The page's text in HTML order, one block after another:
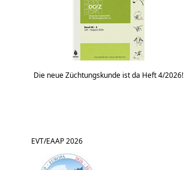
Die neue Züchtungskunde ist da Heft 4/2026!
EVT/EAAP 2026